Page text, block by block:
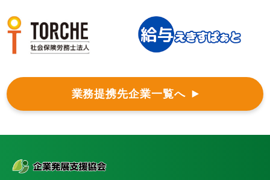
業務提携先企業一覧へ